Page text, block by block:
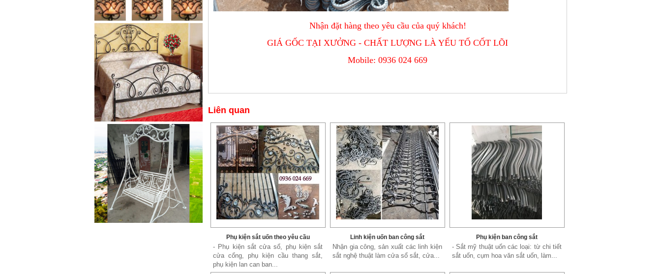
Cửa sắt mẫu 20
Cửa sắt đẹp cho không gian nhà
tuyệt đẹp Gia công sản xuất
cửa...
Mẫu bàn ghế 05
Mẫu thiết kế hiện đại, rất phù hợp
để trưng bày sản phẩm, studio
hoặc dùng...
Nhận đặt hàng theo yêu cầu của quý khách!
GIÁ GỐC TẠI XƯỞNG - CHẤT LƯỢNG LÀ YẾU TỐ CỐT LÕI
Mobile: 0936 024 669
Liên quan
Phụ kiện sắt uốn theo yêu cầu
- Phụ kiện sắt cửa sổ, phụ kiện sắt
cửa cổng, phụ kiện cầu thang sắt,
phụ kiện lan can ban...
Linh kiện uốn ban công sắt
Nhận gia công, sản xuất các linh kiện
sắt nghệ thuật làm cửa sổ sắt, cửa...
Phụ kiện ban công sắt
- Sắt mỹ thuật uốn các loại: từ chi tiết
sắt uốn, cụm hoa văn sắt uốn, làm...